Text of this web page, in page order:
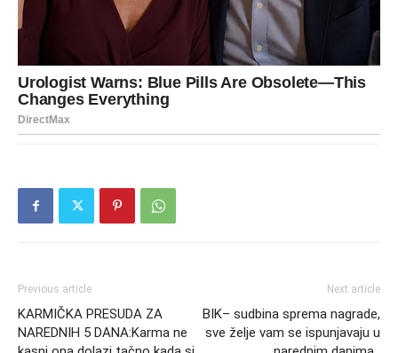
Previous article
KARMIČKA PRESUDA ZA
NAREDNIH 5 DANA:Karma ne
Next article
BIK– sudbina sprema nagrade,
sve želje vam se ispunjavaju u